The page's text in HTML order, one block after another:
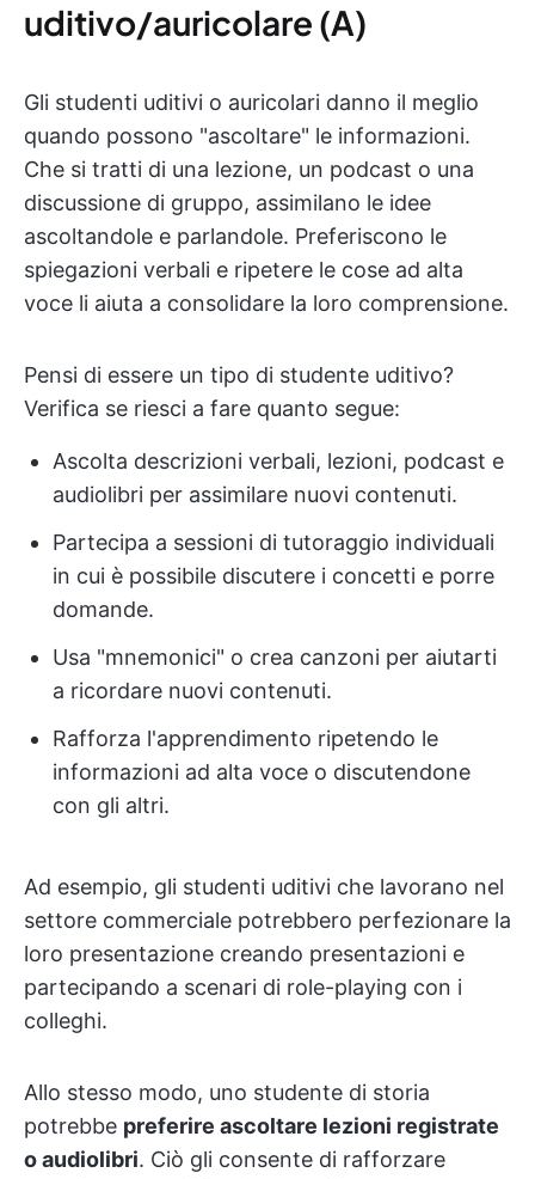
uditivo/auricolare (A)
Gli studenti uditivi o auricolari danno il meglio
quando possono "ascoltare" le informazioni.
Che si tratti di una lezione, un podcast o una
discussione di gruppo, assimilano le idee
ascoltandole e parlandole. Preferiscono le
spiegazioni verbali e ripetere le cose ad alta
voce li aiuta a consolidare la loro comprensione.
Pensi di essere un tipo di studente uditivo?
Verifica se riesci a fare quanto segue:
Ascolta descrizioni verbali, lezioni, podcast e
audiolibri per assimilare nuovi contenuti.
Partecipa a sessioni di tutoraggio individuali
in cui è possibile discutere i concetti e porre
domande.
Usa "mnemonici" o crea canzoni per aiutarti
a ricordare nuovi contenuti.
Rafforza l'apprendimento ripetendo le
informazioni ad alta voce o discutendone
con gli altri.
Ad esempio, gli studenti uditivi che lavorano nel
settore commerciale potrebbero perfezionare la
loro presentazione creando presentazioni e
partecipando a scenari di role-playing con i
colleghi.
Allo stesso modo, uno studente di storia
potrebbe preferire ascoltare lezioni registrate
o audiolibri. Ciò gli consente di rafforzare